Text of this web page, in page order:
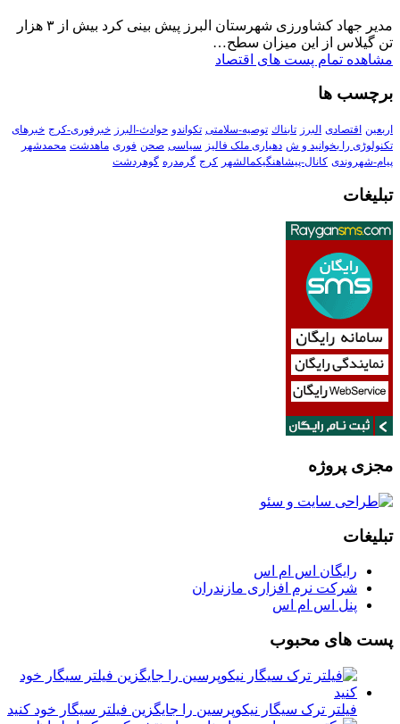
مدیر جهاد کشاورزی شهرستان البرز پیش بینی کرد بیش از ۳ هزار
تن گیلاس از این میزان سطح…
مشاهده تمام پست های اقتصاد
برچسب ها
اربعین اقتصادی البرز تابناك توصیه-سلامتی تکواندو حوادث-البرز خبرفوری-کرج خبرهای
تکنولوڑی را بخوانید و ش دهیاری ملک فالیز سیاسی صحن فوری ماهدشت محمدشهر
پیام-شهروندی کانال-پیشاهنگیکمالشهر کرج گرمدره گوهردشت
تبلیغات
مجزی پروژه
تبلیغات
رایگان اس ام اس
شرکت نرم افزاری مازندران
پنل اس ام اس
پست های محبوب
فیلتر ترک سیگار نیکوپرسین را جایگزین فیلتر سیگار خود کنید